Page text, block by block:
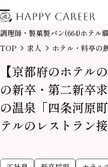
調理師・製菓製パン(664)ホテル
TOP
求人 ホテル・料亭の
【京都府のホテル
の新卒・第二新卒
の温泉「四条河原
テルのレストラン